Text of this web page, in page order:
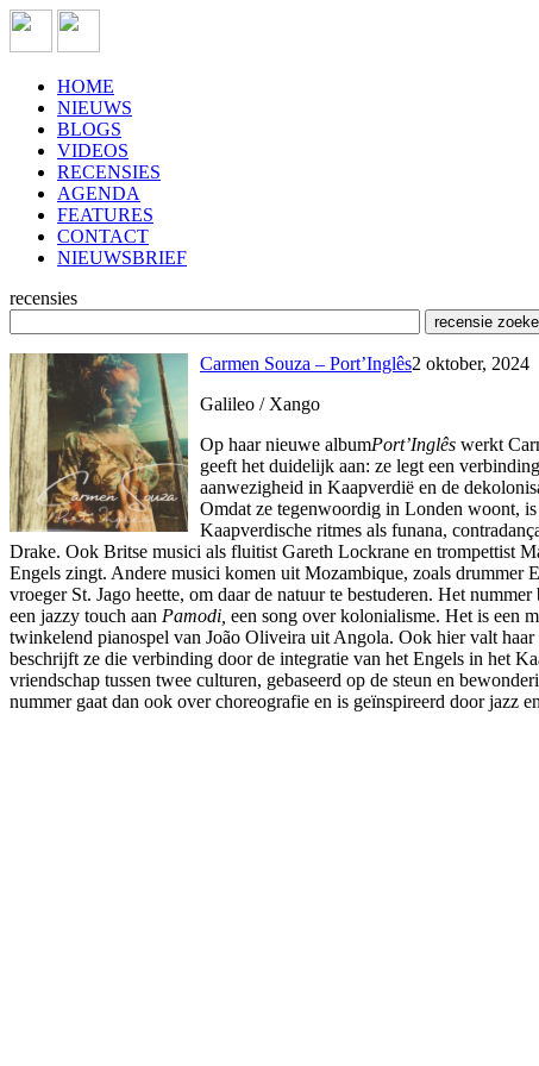
HOME
NIEUWS
BLOGS
VIDEOS
RECENSIES
AGENDA
FEATURES
CONTACT
NIEUWSBRIEF
recensies
Carmen Souza – Port’Inglês2 oktober, 2024
Galileo / Xango
Op haar nieuwe albumPort’Inglês werkt
geeft het duidelijk aan: ze legt een
aanwezigheid in Kaapverdië en de
Omdat ze tegenwoordig in Londen woont,
Kaapverdische ritmes als funana,
Drake. Ook Britse musici als fluitist Gareth Lockrane en trompettist
Engels zingt. Andere musici komen uit Mozambique, zoals drummer
vroeger St. Jago heette, om daar de natuur te bestuderen. Het
een jazzy touch aan Pamodi, een song over kolonialisme. Het is een
twinkelend pianospel van João Oliveira uit Angola. Ook hier valt
beschrijft ze die verbinding door de integratie van het Engels in het
vriendschap tussen twee culturen, gebaseerd op de steun en
nummer gaat dan ook over choreografie en is geïnspireerd door jazz